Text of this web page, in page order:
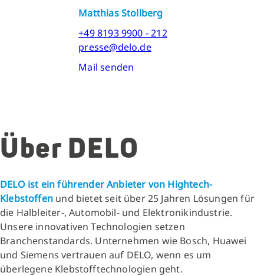
Matthias Stollberg
+49 8193 9900 - 212
presse@delo.de
Mail senden
Über DELO
DELO ist ein führender Anbieter von Hightech-
Klebstoffenund bietet seit über 25 Jahren Lösungen für
die Halbleiter-, Automobil- und Elektronikindustrie.
Unsere innovativen Technologien setzen
Branchenstandards. Unternehmen wie Bosch, Huawei
und Siemens vertrauen auf DELO, wenn es um
überlegene Klebstofftechnologien geht.